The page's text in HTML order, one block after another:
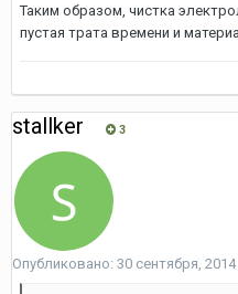
Таким образом, чистка
пустая трата времени и
stallker 3
Опубликовано: 30 сентября, 2014